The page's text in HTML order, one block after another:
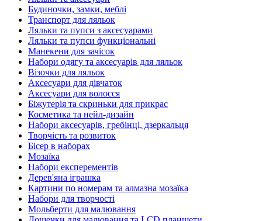
Будиночки, замки, меблі
Транспорт для ляльок
Ляльки та пупси з аксесуарами
Ляльки та пупси функціональні
Манекени для зачісок
Набори одягу та аксесуарів для ляльок
Візочки для ляльок
Аксесуари для дівчаток
Аксесуари для волосся
Біжутерія та скриньки для прикрас
Косметика та нейл-дизайн
Набори аксесуарів, гребінці, дзеркальця
Творчість та розвиток
Бісер в наборах
Мозаїка
Набори експерементів
Дерев'яна іграшка
Картини по номерам та алмазна мозаїка
Набори для творчості
Мольберти для малювання